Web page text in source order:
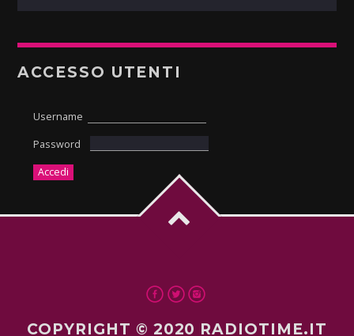
ACCESSO UTENTI
Username
Password
COPYRIGHT © 2020 RADIOTIME.IT